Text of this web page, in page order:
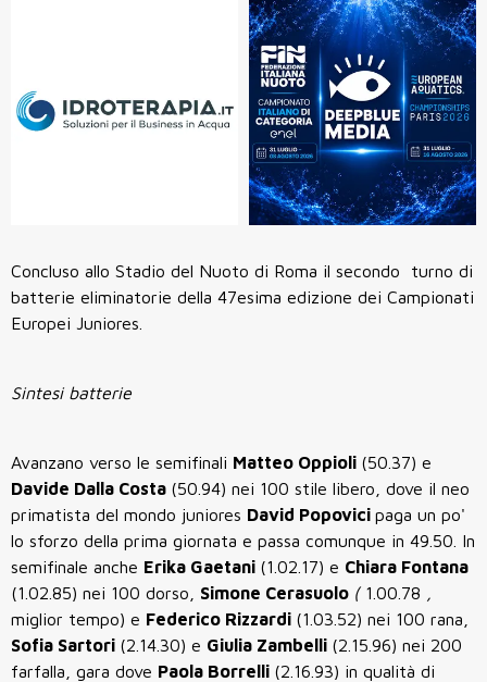
Concluso allo Stadio del Nuoto di Roma il secondo turno di
batterie eliminatorie della 47esima edizione dei Campionati
Europei Juniores.
Sintesi batterie
Avanzano verso le semifinali Matteo Oppioli (50.37) e
Davide Dalla Costa (50.94) nei 100 stile libero, dove il neo
primatista del mondo juniores David Popovici paga un po'
lo sforzo della prima giornata e passa comunque in 49.50. In
semifinale anche Erika Gaetani (1.02.17) e Chiara Fontana
(1.02.85) nei 100 dorso, Simone Cerasuolo ( 1.00.78 ,
miglior tempo) e Federico Rizzardi (1.03.52) nei 100 rana,
Sofia Sartori (2.14.30) e Giulia Zambelli (2.15.96) nei 200
farfalla, gara dove Paola Borrelli (2.16.93) in qualità di